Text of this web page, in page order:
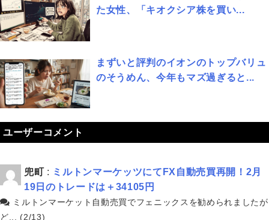
た女性、「キオクシア株を買い...
まずいと評判のイオンのトップバリュ
のそうめん、今年もマズ過ぎると...
ユーザーコメント
兜町 : ミルトンマーケッツにてFX自動売買再開！2月
19日のトレードは＋34105円
ミルトンマーケット自動売買でフェニックスを勧められましたが
ど... (2/13)